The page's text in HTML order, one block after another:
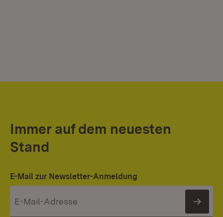
Immer auf dem neuesten
Stand
E-Mail zur Newsletter-Anmeldung